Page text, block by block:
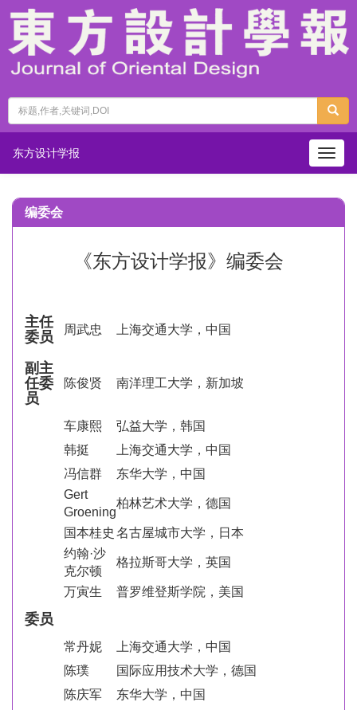
东方设计学报
编委会
《东方设计学报》编委会
主任
委员
周武忠 上海交通大学，中国
副主
任委
员
陈俊贤 南洋理工大学，新加坡
车康熙
弘益大学，韩国
韩挺
上海交通大学，中国
冯信群
东华大学，中国
Gert
Groening
柏林艺术大学，德国
国本桂史 名古屋城市大学，日本
约翰·沙
克尔顿
格拉斯哥大学，英国
万寅生 普罗维登斯学院，美国
委员
常丹妮
上海交通大学，中国
陈璞
国际应用技术大学，德国
陈庆军
东华大学，中国